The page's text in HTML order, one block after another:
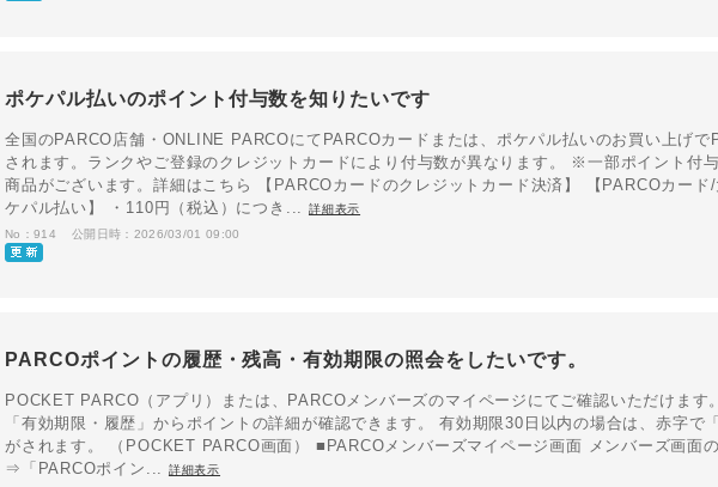
ポケパル払いのポイント付与数を知りたいです
全国のPARCO店舗・ONLINE PARCOにてPARCOカードまたは、ポケパル払いのお買い上げで
されます。ランクやご登録のクレジットカードにより付与数が異なります。 ※一部ポイント付
商品がございます。詳細はこちら 【PARCOカードのクレジットカード決済】 【PARCOカード
ケパル払い】 ・110円（税込）につき...
詳細表示
No：914
公開日時：2026/03/01 09:00
PARCOポイントの履歴・残高・有効期限の照会をしたいです。
POCKET PARCO（アプリ）または、PARCOメンバーズのマイページにてご確認いただけま
「有効期限・履歴」からポイントの詳細が確認できます。 有効期限30日以内の場合は、赤字で
がされます。 （POCKET PARCO画面） ■PARCOメンバーズマイページ画面 メンバーズ画面
⇒「PARCOポイン...
詳細表示